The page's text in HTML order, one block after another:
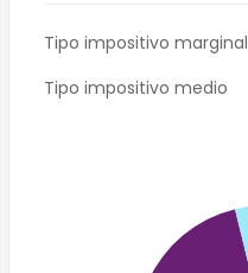
Tipo impositivo marginal
Tipo impositivo medio